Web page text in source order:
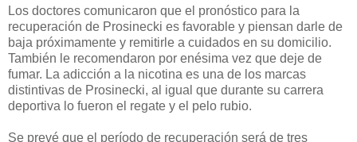
Los doctores comunicaron que el pronóstico para la
recuperación de Prosinecki es favorable y piensan darle de
baja próximamente y remitirle a cuidados en su domicilio.
También le recomendaron por enésima vez que deje de
fumar. La adicción a la nicotina es una de los marcas
distintivas de Prosinecki, al igual que durante su carrera
deportiva lo fueron el regate y el pelo rubio.
Se prevé que el período de recuperación será de tres